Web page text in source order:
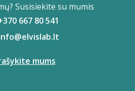
Susisiekite su mumis
667 80 541
mums